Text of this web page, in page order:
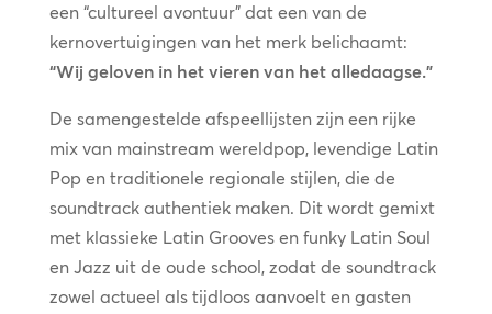
een “cultureel avontuur” dat een van de
kernovertuigingen van het merk belichaamt:
“Wij geloven in het vieren van het alledaagse.”
De samengestelde afspeellijsten zijn een rijke
mix van mainstream wereldpop, levendige Latin
Pop en traditionele regionale stijlen, die de
soundtrack authentiek maken. Dit wordt gemixt
met klassieke Latin Grooves en funky Latin Soul
en Jazz uit de oude school, zodat de soundtrack
zowel actueel als tijdloos aanvoelt en gasten